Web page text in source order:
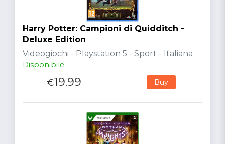
Harry Potter: Campioni di Quidditch -
Deluxe Edition
Videogiochi - Playstation 5 - Sport - Italiana
Disponibile
€19.99 Buy